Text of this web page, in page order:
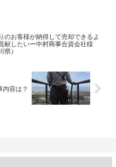
のお客様が納得して売却できるよ
献したいー中村商事合資会社様
県）
内容は？